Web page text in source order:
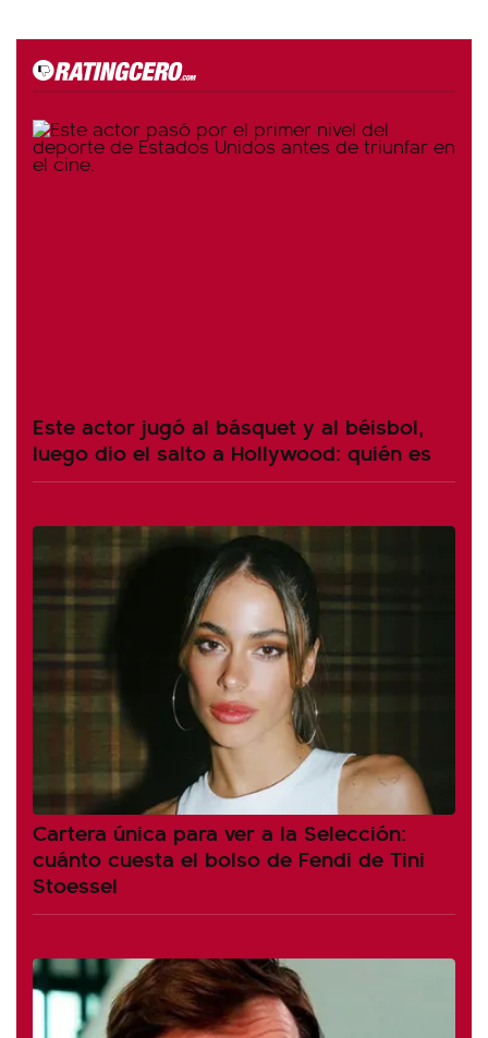
Este actor jugó al básquet y al béisbol,
luego dio el salto a Hollywood: quién es
Cartera única para ver a la Selección:
cuánto cuesta el bolso de Fendi de Tini
Stoessel